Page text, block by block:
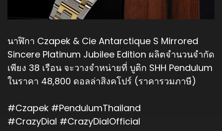
นาฬิกา Czapek & Cie Antarctique S Mirrored
Sincere Platinum Jubilee Edition ผลิตจำนวนจำกัด
เพียง 38 เรือน จะวางจำหน่ายที่ บูติก SHH Pendulum
ในราคา 48,800 ดอลล่าสิงคโปร์ (ราคารวมภาษี)
#Czapek #PendulumThailand
#CrazyDial #CrazyDialOfficial